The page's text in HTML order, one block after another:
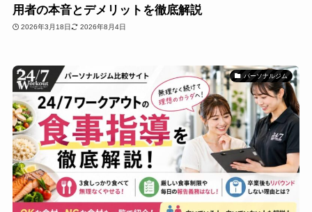
用者の本音とデメリットを徹底解説
2026年3月18日 2026年8月4日
パーソナルジム